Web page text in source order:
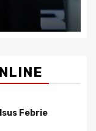
Febrie